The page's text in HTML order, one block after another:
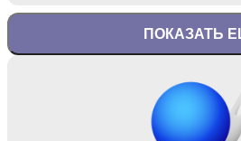
ПОКАЗАТЬ